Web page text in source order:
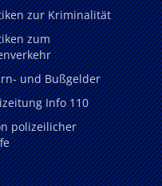
zur Kriminalität
zum
und Bußgelder
Info 110
polizeilicher